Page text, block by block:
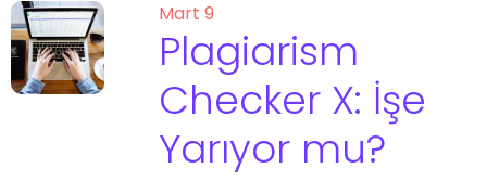
Mart 9
Plagiarism
Checker X: İşe
Yarıyor mu?